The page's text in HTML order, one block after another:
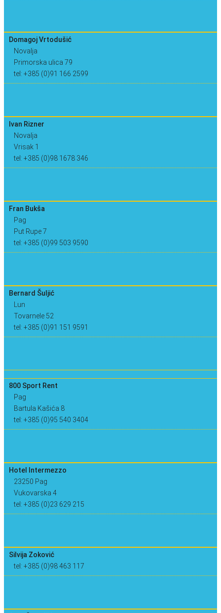
Domagoj Vrtodušić
Novalja
Primorska ulica 79
tel: +385 (0)91 166 2599
Ivan Rizner
Novalja
Vrisak 1
tel: +385 (0)98 1678 346
Fran Bukša
Pag
Put Rupe 7
tel: +385 (0)99 503 9590
Bernard Šuljić
Lun
Tovarnele 52
tel: +385 (0)91 151 9591
VOĐENJE
800 Sport Rent
Pag
Bartula Kašića 8
tel: +385 (0)95 540 3404
Hotel Intermezzo
23250 Pag
Vukovarska 4
tel: +385 (0)23 629 215
Silvija Zoković
tel: +385 (0)98 463 117